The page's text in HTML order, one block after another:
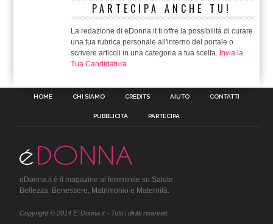
PARTECIPA ANCHE TU!
La redazione di eDonna.it ti offre la possibilità di curare
una tua rubrica personale all'interno del portale o
scrivere articoli in una categoria a tua scelta. Invia la
Tua Candidatura
HOME CHI SIAMO CREDITS AIUTO CONTATTI
PUBBLICITÀ PARTECIPA
eDonna.it è il magazine al femminile su Salute,
Bellezza, Benessere, Matrimonio e Maternità.
Copyright © 2014 E' Donna.it - Tutti i diritti riservati.